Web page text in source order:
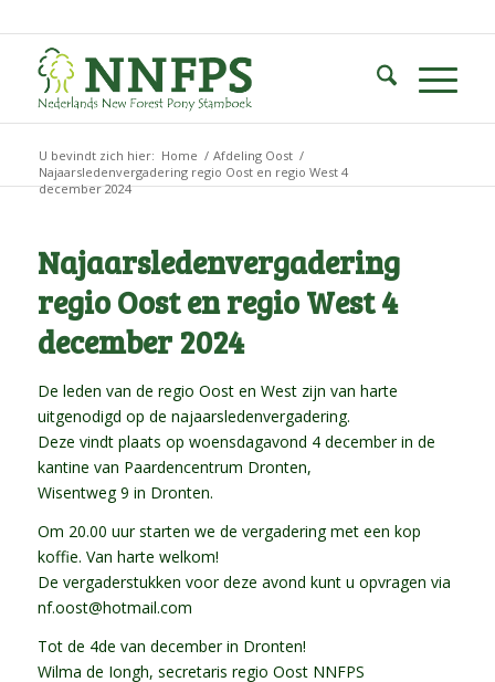
U bevindt zich hier: Home / Afdeling Oost /
Najaarsledenvergadering regio Oost en regio West 4
december 2024
Najaarsledenvergadering
regio Oost en regio West 4
december 2024
De leden van de regio Oost en West zijn van harte
uitgenodigd op de najaarsledenvergadering.
Deze vindt plaats op woensdagavond 4 december in de
kantine van Paardencentrum Dronten,
Wisentweg 9 in Dronten.
Om 20.00 uur starten we de vergadering met een kop
koffie. Van harte welkom!
De vergaderstukken voor deze avond kunt u opvragen via
nf.oost@hotmail.com
Tot de 4de van december in Dronten!
Wilma de Iongh, secretaris regio Oost NNFPS